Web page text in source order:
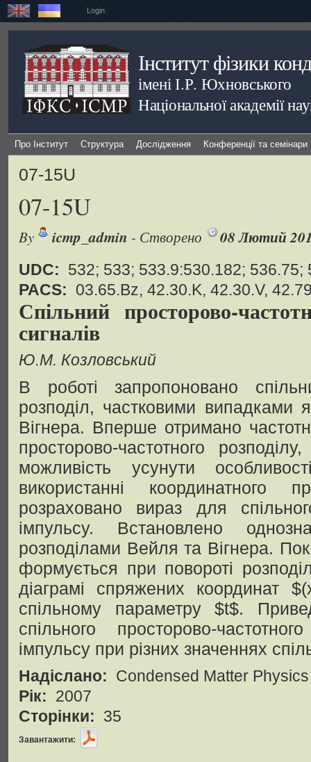
Login
Інститут фізики
імені І.Р. Юхновського
Національної академії
Про Інститут Структура Дослідження Конференції та семінари
07-15U
07-15U
By icmp_admin - Створено 08 Лютий
UDC: 532; 533; 533.9:530.182; 536.75;
PACS: 03.65.Bz, 42.30.K, 42.30.V,
Спільний просторово-
сигналів
Ю.М. Козловський
В роботі запропоновано
розподіл, частковими випадками
Вігнера. Вперше отримано
просторово-частотного
можливість усунути
використанні координатного
розраховано вираз для
імпульсу. Встановлено
розподілами Вейля та Вігнера.
формується при повороті
діаграмі спряжених координат
спільному параметру $t$.
спільного просторово-
імпульсу при різних значеннях
Надіслано: Condensed Matter Physics
Рік: 2007
Сторінки: 35
Завантажити: